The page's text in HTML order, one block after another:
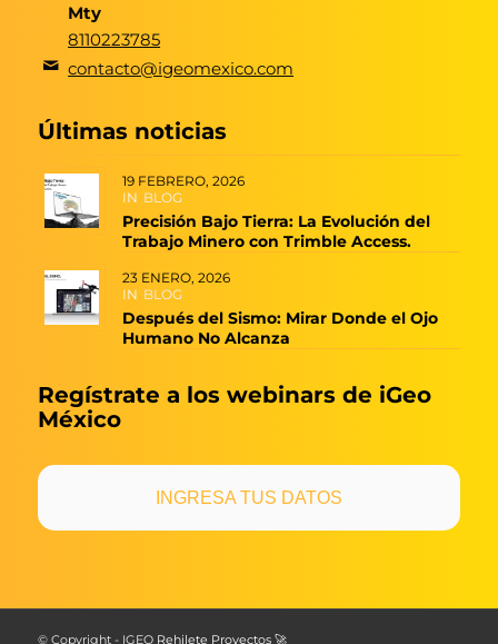
Mty
8110223785
contacto@igeomexico.com
Últimas noticias
19 FEBRERO, 2026
IN BLOG
Precisión Bajo Tierra: La Evolución del
Trabajo Minero con Trimble Access.
23 ENERO, 2026
IN BLOG
Después del Sismo: Mirar Donde el Ojo
Humano No Alcanza
Regístrate a los webinars de iGeo
México
INGRESA TUS DATOS
© Copyright - IGEO Rehilete Proyectos 🚀